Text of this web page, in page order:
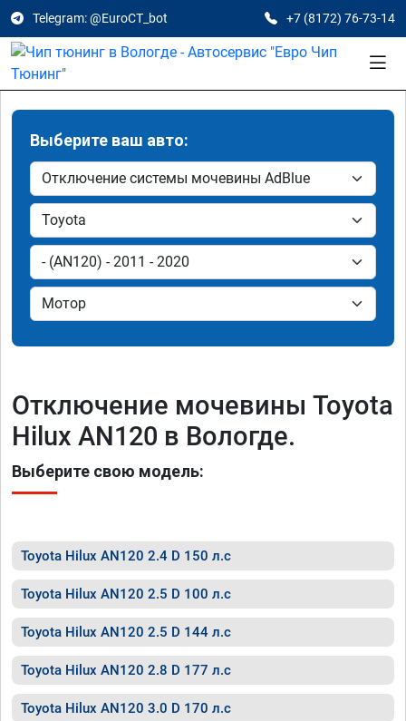
Telegram: @EuroCT_bot +7 (8172) 76-73-14
Выберите ваш авто:
Отключение мочевины Toyota
Hilux AN120 в Вологде.
Выберите свою модель:
Toyota Hilux AN120 2.4 D 150 л.с
Toyota Hilux AN120 2.5 D 100 л.с
Toyota Hilux AN120 2.5 D 144 л.с
Toyota Hilux AN120 2.8 D 177 л.с
Toyota Hilux AN120 3.0 D 170 л.с